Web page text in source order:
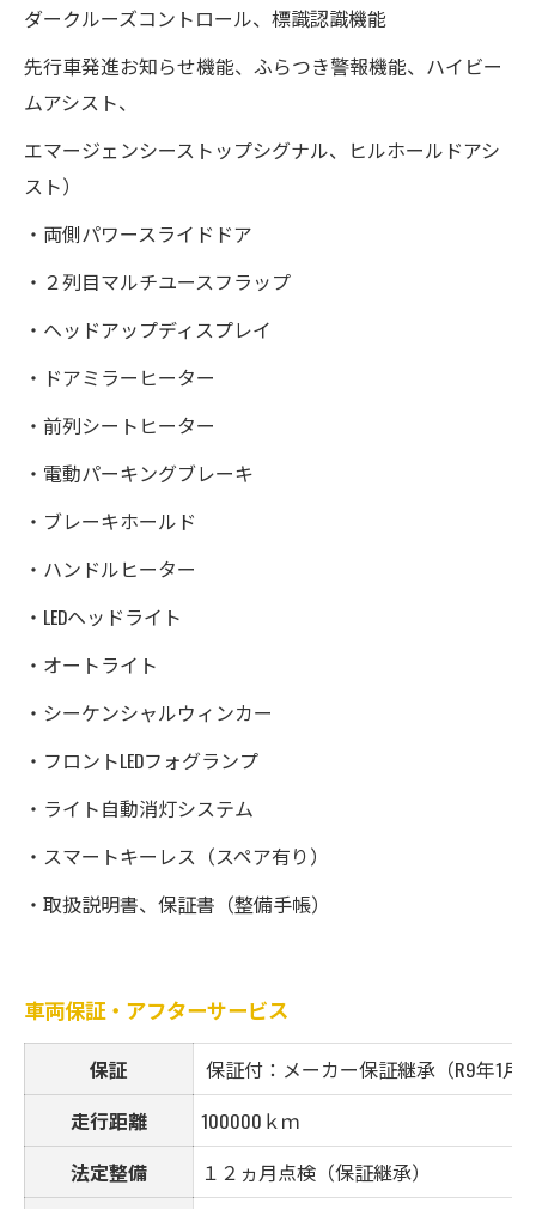
ダークルーズコントロール、標識認識機能
先行車発進お知らせ機能、ふらつき警報機能、ハイビー
ムアシスト、
エマージェンシーストップシグナル、ヒルホールドアシ
スト）
・両側パワースライドドア
・２列目マルチユースフラップ
・ヘッドアップディスプレイ
・ドアミラーヒーター
・前列シートヒーター
・電動パーキングブレーキ
・ブレーキホールド
・ハンドルヒーター
・LEDヘッドライト
・オートライト
・シーケンシャルウィンカー
・フロントLEDフォグランプ
・ライト自動消灯システム
・スマートキーレス（スペア有り）
・取扱説明書、保証書（整備手帳）
車両保証・アフターサービス
保証
保証付：メーカー保証継承（R9年1月
走行距離
100000ｋｍ
法定整備
１２ヵ月点検（保証継承）